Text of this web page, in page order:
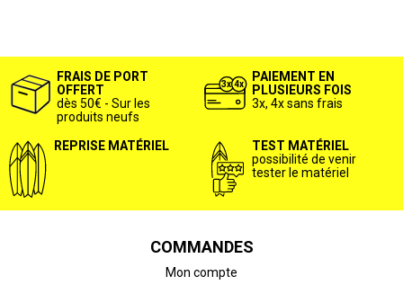
FRAIS DE PORT
OFFERT
dès 50€ - Sur les
produits neufs
PAIEMENT EN
PLUSIEURS FOIS
3x, 4x sans frais
REPRISE MATÉRIEL
TEST MATÉRIEL
possibilité de venir
tester le matériel
COMMANDES
Mon compte